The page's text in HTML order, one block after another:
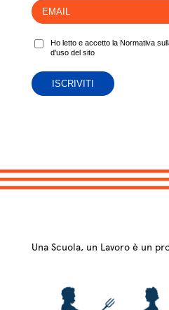
Ho letto e accetto la Normativa
d’uso del sito
Una Scuola, un Lavoro è un